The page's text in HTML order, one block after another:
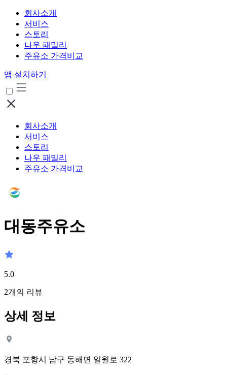
회사소개
서비스
스토리
나우 패밀리
주유소 가격비교
앱 설치하기
회사소개
서비스
스토리
나우 패밀리
주유소 가격비교
대동주유소
5.0
2개의 리뷰
상세 정보
경북 포항시 남구 동해면 일월로 322